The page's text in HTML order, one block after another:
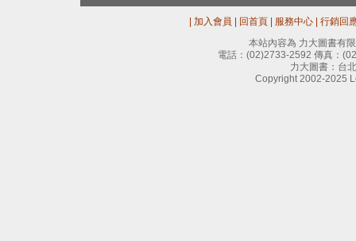
加入會員 回首頁 服務中心
行銷回
本站內容為 力大圖書有
電話： (02)2733-2592 傳真：
力大圖書：台
Copyright 2002-2025